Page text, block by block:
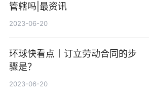
管辖吗|最资讯
2023-06-20
环球快看点丨订立劳动合同的步
骤是？
2023-06-20